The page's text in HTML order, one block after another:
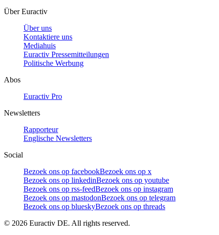
Über Euractiv
Über uns
Kontaktiere uns
Mediahuis
Euractiv Pressemitteilungen
Politische Werbung
Abos
Euractiv Pro
Newsletters
Rapporteur
Englische Newsletters
Social
Bezoek ons op facebookBezoek ons op x
Bezoek ons op linkedinBezoek ons op youtube
Bezoek ons op rss-feedBezoek ons op instagram
Bezoek ons op mastodonBezoek ons op telegram
Bezoek ons op blueskyBezoek ons op threads
© 2026 Euractiv DE. All rights reserved.